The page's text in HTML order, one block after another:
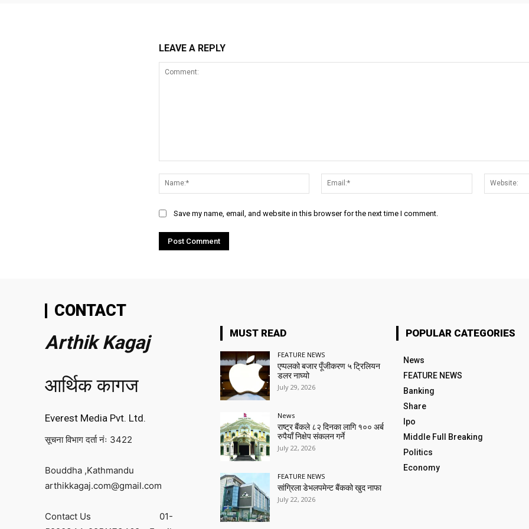
LEAVE A REPLY
Name:*
Email:*
Save my name, email, and website in this browser for the next time I comment.
CONTACT
Arthik Kagaj
आर्थिक कागज
Everest Media Pvt. Ltd.
सूचना विभाग दर्ता नंः 3422
Bouddha ,Kathmandu
arthikkagaj.com@gmail.com
Contact Us 01-
MUST READ
FEATURE NEWS
एप्पलको बजार पूँजीकरण ५ ट्रिलियन
डलर नाघ्यो
July 29, 2026
News
राष्ट्र बैंकले ८२ दिनका लागि १०० अर्ब
रुपैयाँ निक्षेप संकलन गर्ने
July 22, 2026
FEATURE NEWS
सांग्रिला डेभलपमेन्ट बैंकको खुद नाफा
July 22, 2026
POPULAR CATEGORIES
News
FEATURE NEWS
Banking
Share
Ipo
Middle Full Breaking
Politics
Economy